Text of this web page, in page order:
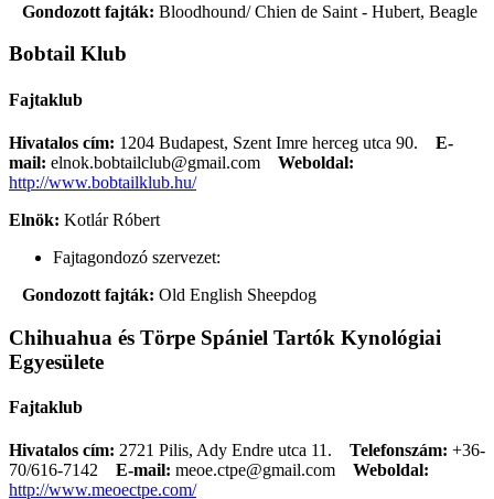
Gondozott fajták: Bloodhound/ Chien de Saint - Hubert, Beagle
Bobtail Klub
Fajtaklub
Hivatalos cím: 1204 Budapest, Szent Imre herceg utca 90. E-
mail: elnok.bobtailclub@gmail.com
Weboldal:
http://www.bobtailklub.hu/
Elnök: Kotlár Róbert
Fajtagondozó szervezet:
Gondozott fajták: Old English Sheepdog
Chihuahua és Törpe Spániel Tartók Kynológiai
Egyesülete
Fajtaklub
Hivatalos cím: 2721 Pilis, Ady Endre utca 11. Telefonszám: +36-
70/616-7142
E-mail: meoe.ctpe@gmail.com
Weboldal:
http://www.meoectpe.com/